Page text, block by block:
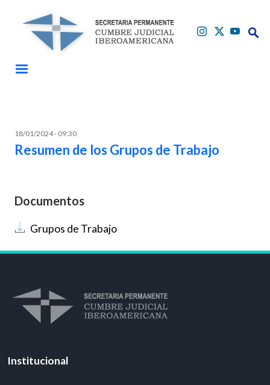
18/01/2024 - 09:30
Resumen de los Grupos de Trabajo
Documentos
Documento
Grupos de Trabajo
Institucional